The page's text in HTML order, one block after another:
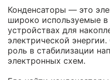
Конденсаторы — это
широко используемые
устройствах для
электрической
роль в стабилизации
электронных схем.